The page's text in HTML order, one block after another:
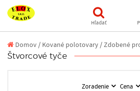
Hľadať
Domov/ Kované polotovary /Zdobené
Štvorcové tyče
Zoradenie Cena